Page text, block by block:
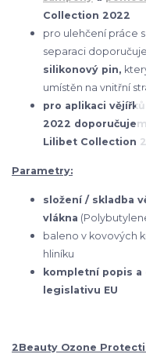
Collection 2022
pro ulehčení práce
separaci
silikonový pin,
umístěn na vnitřní
pro aplikaci
2022
Lilibet Collection
Parametry:
složení / skladba
vlákna
baleno v kovových
hliníku
kompletní popis
legislativu EU
2Beauty Ozone